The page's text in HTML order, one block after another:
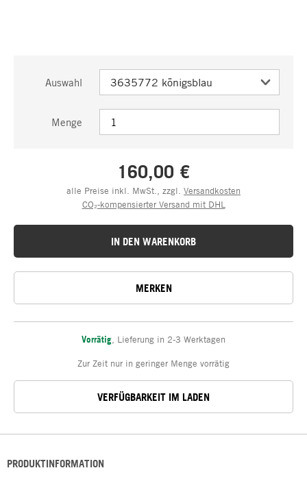
Auswahl
Menge
160,00 €
alle Preise inkl. MwSt., zzgl. Versandkosten
CO₂-kompensierter Versand mit DHL
IN DEN WARENKORB
MERKEN
Vorrätig Lieferung in 2-3 Werktagen
Zur Zeit nur in geringer Menge vorrätig
VERFÜGBARKEIT IM LADEN
PRODUKTINFORMATION